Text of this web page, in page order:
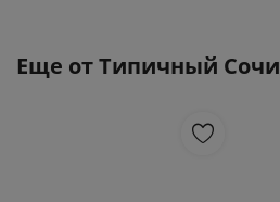
Еще отТипичный Сочи